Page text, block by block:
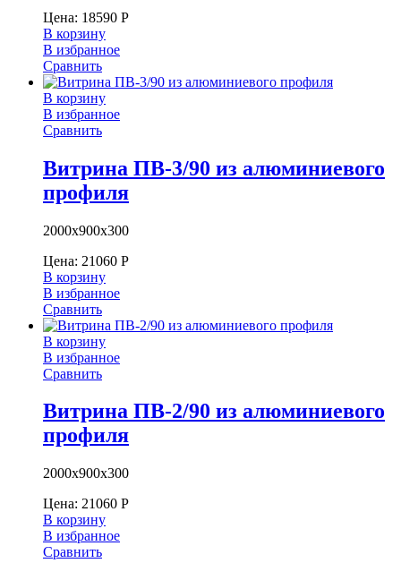
Цена: 18590 Р
В корзину
В избранное
Сравнить
В корзину
В избранное
Сравнить
Витрина ПВ-3/90 из алюминиевого
профиля
2000х900х300
Цена: 21060 Р
В корзину
В избранное
Сравнить
В корзину
В избранное
Сравнить
Витрина ПВ-2/90 из алюминиевого
профиля
2000х900х300
Цена: 21060 Р
В корзину
В избранное
Сравнить